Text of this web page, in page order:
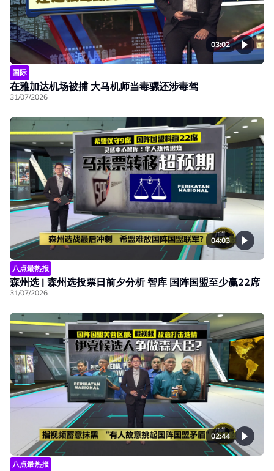
03:02
国际
在雅加达机场被捕 大马机师当毒骡还涉毒驾
31/07/2026
04:03
八点最热报
森州选 | 森州选投票日前夕分析 智库 国阵国盟至少赢22席
31/07/2026
02:44
八点最热报